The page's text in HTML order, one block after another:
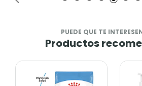
PUEDE QUE TE
Productos